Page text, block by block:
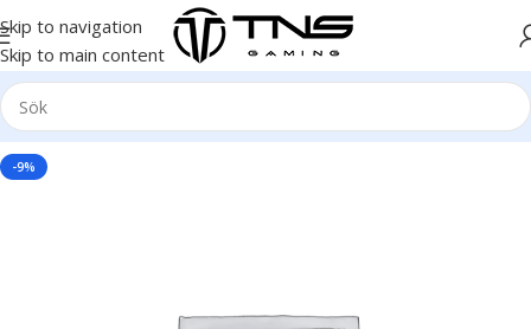
Skip to navigation
Skip to main content
-9%